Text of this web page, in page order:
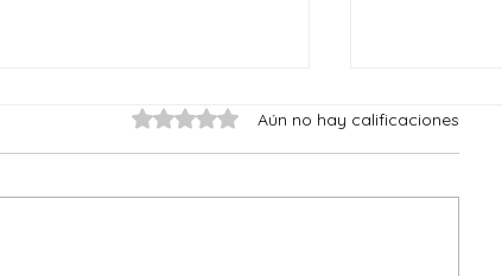
Obtuvo 0 de 5 estrellas.
Aún no hay calificaciones